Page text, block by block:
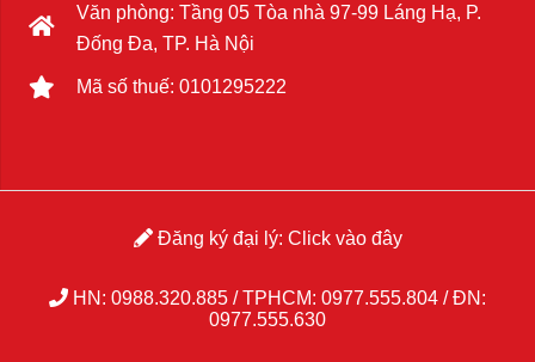
Văn phòng: Tầng 05 Tòa nhà 97-99 Láng Hạ, P.
Đống Đa, TP. Hà Nội
Mã số thuế: 0101295222
Đăng ký đại lý: Click vào đây
HN: 0988.320.885 / TPHCM: 0977.555.804 / ĐN:
0977.555.630